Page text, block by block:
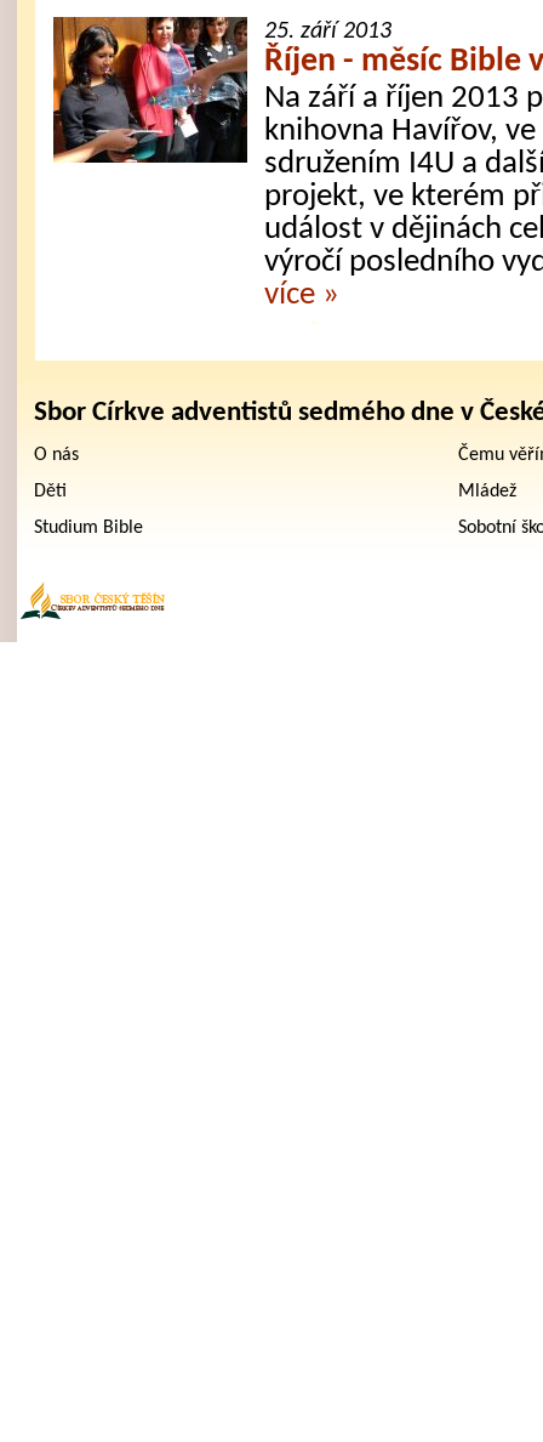
25. září 2013
Říjen - měsíc Bible
Na září a říjen 2013
knihovna Havířov,
sdružením I4U a
projekt, ve kterém
událost v dějinách
výročí posledního
více »
Sbor Církve adventistů sedmého dne v
O nás
Čemu
Děti
Mládež
Studium Bible
Sobotní